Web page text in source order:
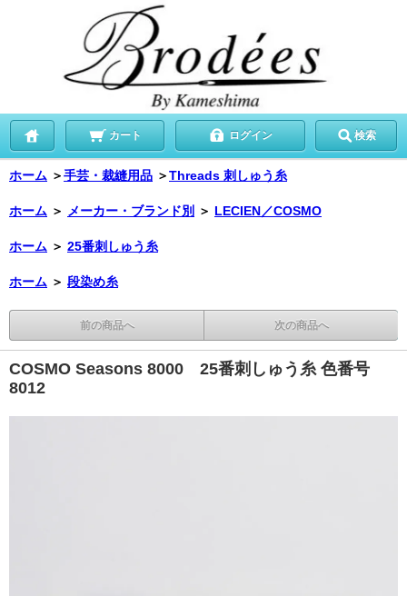
カート ログイン 検索
ホーム ＞手芸・裁縫用品 ＞Threads 刺しゅう糸
ホーム ＞ メーカー・ブランド別 ＞ LECIEN／COSMO
ホーム ＞ 25番刺しゅう糸
ホーム ＞ 段染め糸
前の商品へ 次の商品へ
COSMO Seasons 8000 25番刺しゅう糸 色番号
8012